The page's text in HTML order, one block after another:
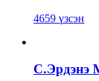
4659 үзсэн
С.Эрдэнэ